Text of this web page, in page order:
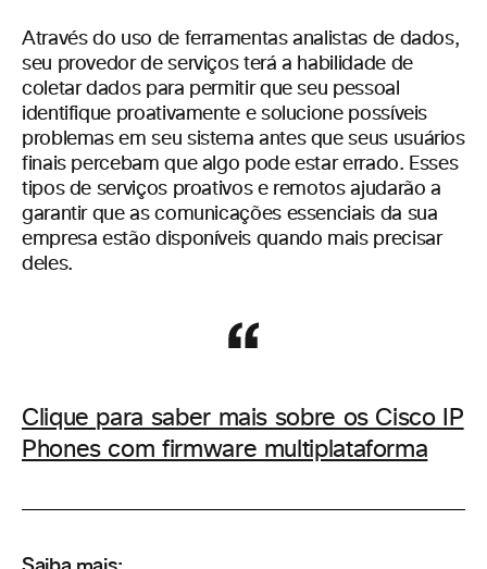
Através do uso de ferramentas analistas de dados,
seu provedor de serviços terá a habilidade de
coletar dados para permitir que seu pessoal
identifique proativamente e solucione possíveis
problemas em seu sistema antes que seus usuários
finais percebam que algo pode estar errado. Esses
tipos de serviços proativos e remotos ajudarão a
garantir que as comunicações essenciais da sua
empresa estão disponíveis quando mais precisar
deles.
Clique para saber mais sobre os Cisco IP
Phones com firmware multiplataforma